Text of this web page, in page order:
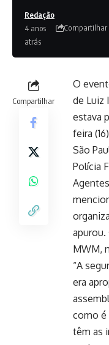
Redação
4 anos
atrás
Compartilhar
Compartilhar
O
de Luiz
estava
feira
São
Polícia
apurou.
MWM,
“A
era
como é
têm as